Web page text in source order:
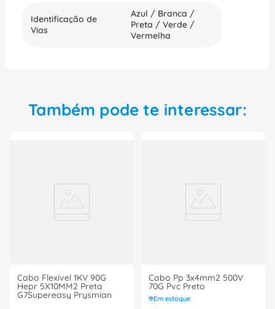
Identificação de
Vias
Azul / Branca /
Preta / Verde /
Vermelha
Também pode te interessar:
Cabo Flexível 1KV 90G
Hepr 5X10MM2 Preta
G7Supereasy Prysmian
Cabo Pp 3x4mm2 500V
70G Pvc Preto
Em estoque